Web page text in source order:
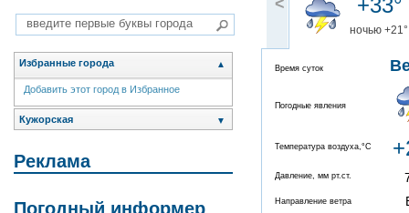
Избранные города ▲
Добавить этот город в Избранное
Кужорская ▼
Реклама
Погодный информер
< +33°
ночью +21°
Время суток
Погодные явления
Температура воздуха,°C
Давление, мм рт.ст.
Направление ветра